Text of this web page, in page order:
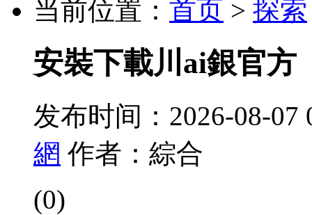
当前位置： 首页 > 探索
安裝下載川ai銀官方
发布时间：2026-08-07
網 作者：綜合
(0)